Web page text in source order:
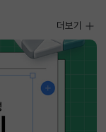
더보기